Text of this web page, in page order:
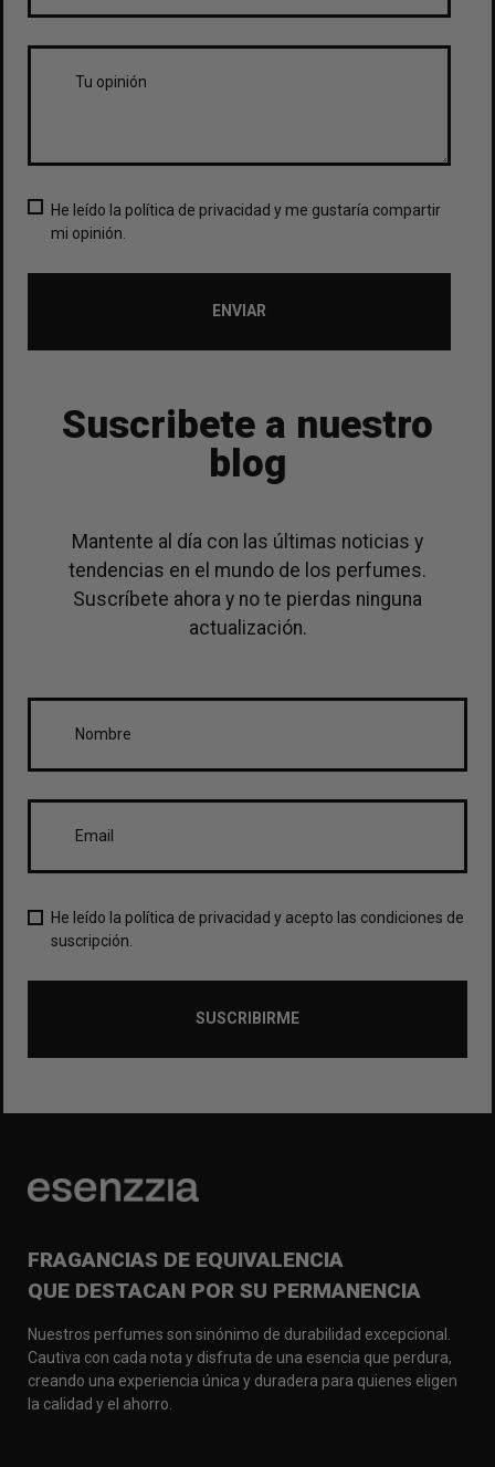
He leído la política de privacidad y me gustaría compartir
mi opinión.
ENVIAR
Suscribete a nuestro
blog
Mantente al día con las últimas noticias y
tendencias en el mundo de los perfumes.
Suscríbete ahora y no te pierdas ninguna
actualización.
He leído la política de privacidad y acepto las condiciones de
suscripción.
SUSCRIBIRME
FRAGANCIAS DE EQUIVALENCIA
QUE DESTACAN POR SU PERMANENCIA
Nuestros perfumes son sinónimo de durabilidad excepcional.
Cautiva con cada nota y disfruta de una esencia que perdura,
creando una experiencia única y duradera para quienes eligen
la calidad y el ahorro.